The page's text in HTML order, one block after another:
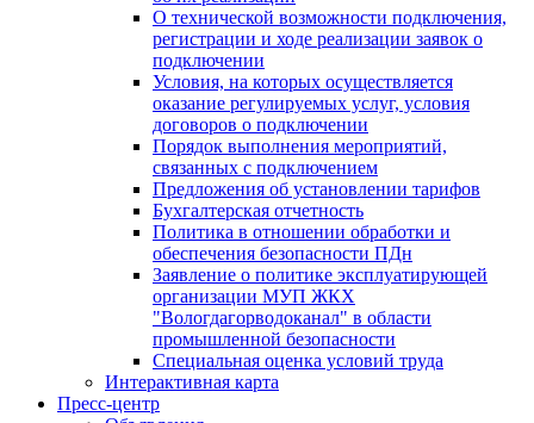
О технической возможности подключения,
регистрации и ходе реализации заявок о
подключении
Условия, на которых осуществляется
оказание регулируемых услуг, условия
договоров о подключении
Порядок выполнения мероприятий,
связанных с подключением
Предложения об установлении тарифов
Бухгалтерская отчетность
Политика в отношении обработки и
обеспечения безопасности ПДн
Заявление о политике эксплуатирующей
организации МУП ЖКХ
"Вологдагорводоканал" в области
промышленной безопасности
Специальная оценка условий труда
Интерактивная карта
Пресс-центр